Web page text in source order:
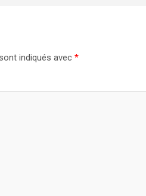
indiqués avec *